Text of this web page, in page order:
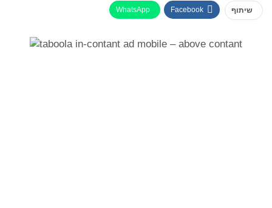
שיתוף Facebook
WhatsApp